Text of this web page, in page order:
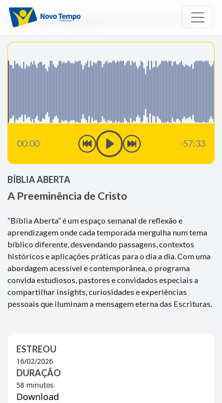
Início Rádio Bíblia Aberta A Preeminência de Cristo
00:00 -57:33
BÍBLIA ABERTA
A Preeminência de Cristo
“Bíblia Aberta” é um espaço semanal de reflexão e
aprendizagem onde cada temporada mergulha num tema
bíblico diferente, desvendando passagens, contextos
históricos e aplicações práticas para o dia a dia. Com uma
abordagem acessível e contemporânea, o programa
convida estudiosos, pastores e convidados especiais a
compartilhar insights, curiosidades e experiências
pessoais que iluminam a mensagem eterna das Escrituras.
ESTREOU
16/02/2026
DURAÇÃO
58 minutos
Download